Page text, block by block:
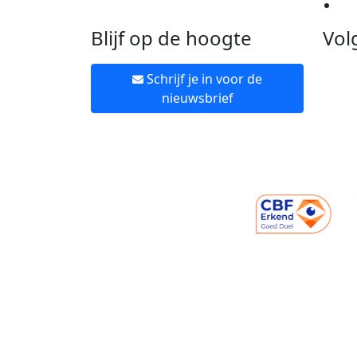
Blijf op de hoogte
Schrijf je in voor de
nieuwsbrief